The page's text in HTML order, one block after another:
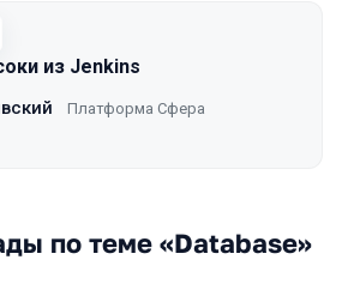
из Jenkins
Платформа Сфера
по теме «Database»